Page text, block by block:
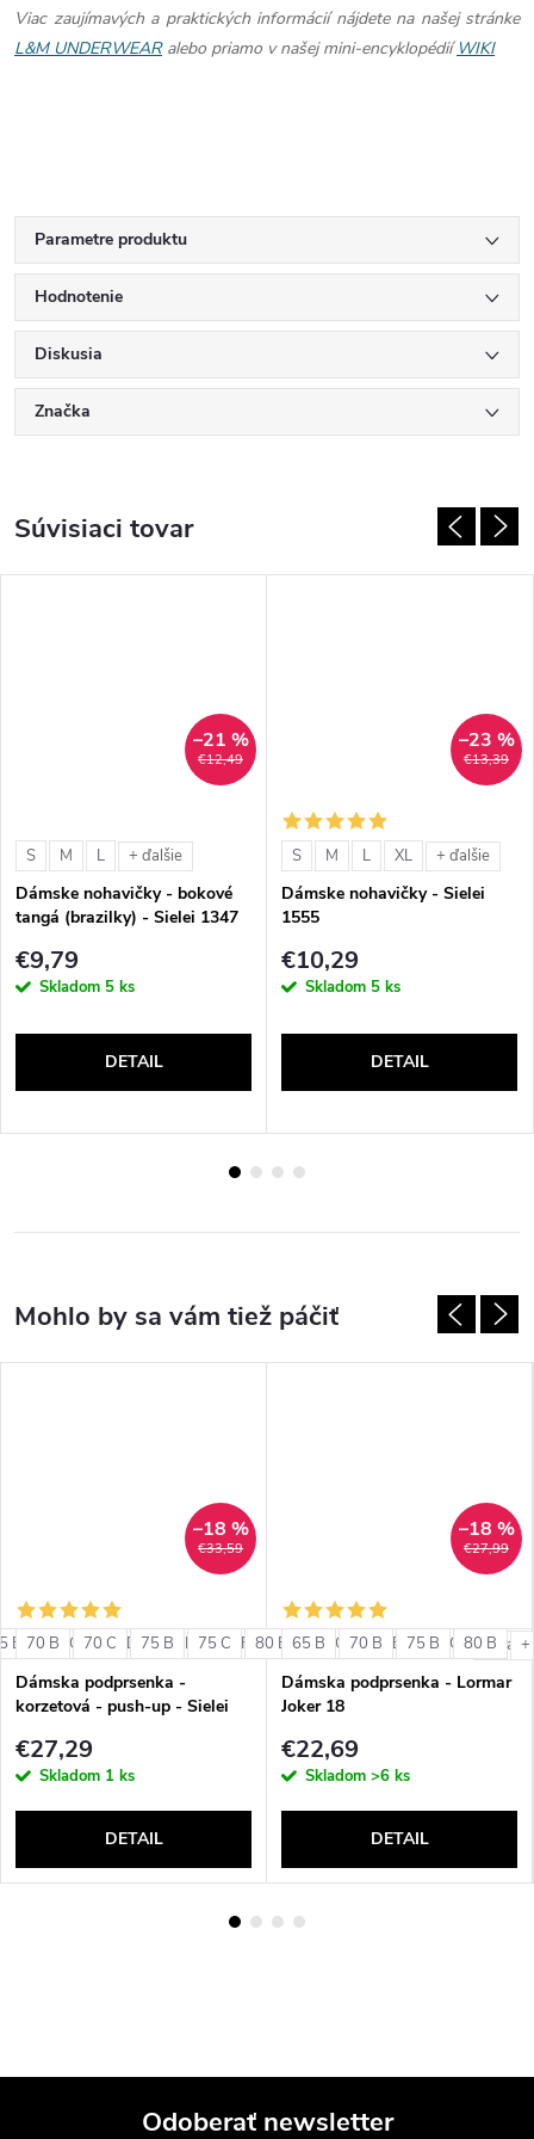
Viac zaujímavých a praktických informácií nájdete na našej stránke
L&M UNDERWEARalebo priamo v našej mini-encyklopédiíWIKI
Parametre produktu
Hodnotenie
Diskusia
Značka
Súvisiaci tovar
€12,49
–21 %
S M L + ďalšie
Dámske nohavičky - bokové
tangá (brazilky) - Sielei 1347
€9,79
Skladom 5 ks
DETAIL
€13,39
–23 %
S M L XL + ďalšie
Dámske nohavičky - Sielei
1555
€10,29
Skladom 5 ks
DETAIL
B 75 C 75 D 75 E 75 F 80 B 80 C 80 D 80 E 80 F
€33,59
–18 %
70 B 70 C 75 B 75 C 80 B 80 C 85 B 85 C +
Dámska podprsenka -
korzetová - push-up - Sielei
€27,29
Skladom 1 ks
DETAIL
€27,99
–18 %
65 B 70 B 75 B 80 B +
Dámska podprsenka - Lormar
Joker 18
€22,69
Skladom >6 ks
DETAIL
Odoberať newsletter